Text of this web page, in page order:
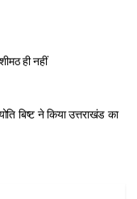
ही नहीं
बिष्ट ने किया उत्तराखंड का